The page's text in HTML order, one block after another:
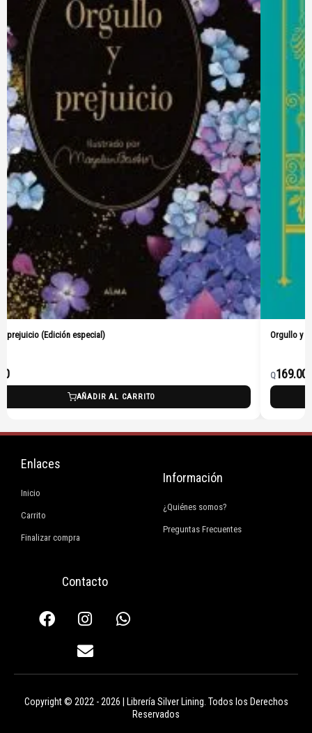
Enlaces
Inicio
Carrito
Finalizar compra
Información
¿Quiénes somos?
Preguntas Frecuentes
Contacto
F
a
b
o
I
n
s
t
a
r
W
h
s
p
E
n
v
e
l
p
Copyright © 2022 - 2026 | Librería Silver Lining. Todos los Derechos
Reservados